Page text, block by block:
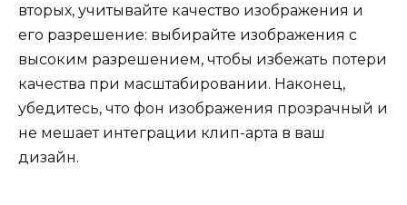
вторых, учитывайте качество изображения и
его разрешение: выбирайте изображения с
высоким разрешением, чтобы избежать потери
качества при масштабировании. Наконец,
убедитесь, что фон изображения прозрачный и
не мешает интеграции клип-арта в ваш
дизайн.